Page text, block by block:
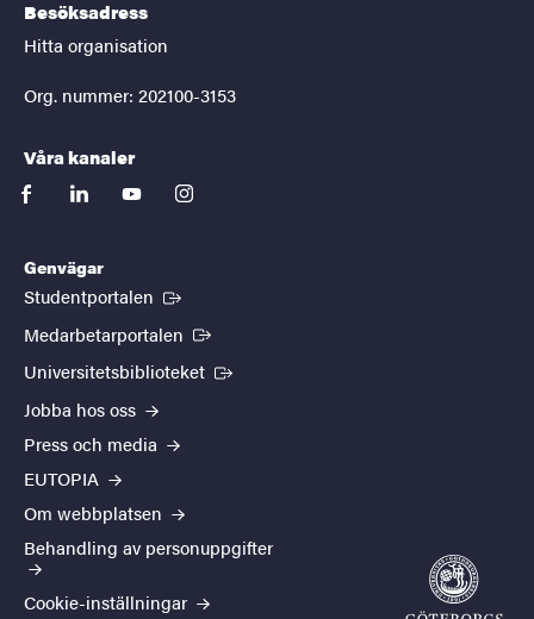
Besöksadress
Hitta organisation
Org. nummer: 202100-3153
Våra kanaler
facebooklinkedinyoutubeinstagram
Genvägar
Studentportalen (Extern länk)
Medarbetarportalen (Extern länk)
Universitetsbiblioteket (Extern länk)
Jobba hos oss
Press och media
EUTOPIA
Om webbplatsen
Behandling av personuppgifter
Cookie-inställningar